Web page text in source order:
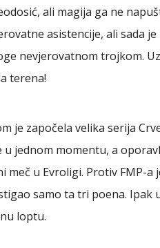
ali magija ga ne
asistencije, ali sada
nevjerovatnom trojkom.
terena!
je započela velika serija
u jednom momentu, a
meč u Evroligi. Protiv FMP-
samo ta tri poena. Ipak
loptu.